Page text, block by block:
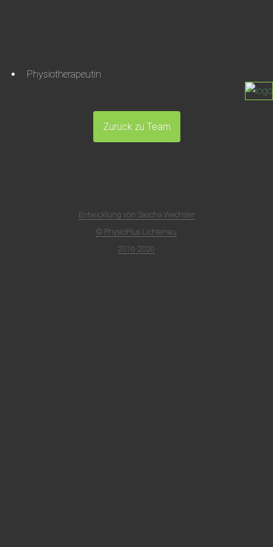
Physiotherapeutin
Zurück zu Team
Entwicklung von Sascha Wechsler
© PhysioPlus Lichtenau
2016-2026